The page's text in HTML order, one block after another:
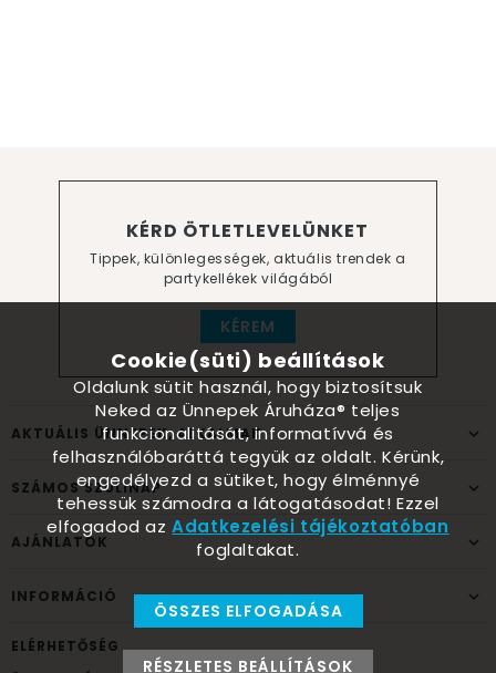
KÉRD ÖTLETLEVELÜNKET
Tippek, különlegességek, aktuális trendek a
partykellékek világából
KÉREM
AKTUÁLIS ÜNNEPEK, ALKALMAK
SZÁMOS SZÜLINAP
AJÁNLATOK
INFORMÁCIÓ
ELÉRHETŐSÉG
Cookie(süti) beállítások
Oldalunk sütit használ, hogy biztosítsuk
Neked az Ünnepek Áruháza® teljes
funkcionalitását, informatívvá és
felhasználóbaráttá tegyük az oldalt. Kérünk,
engedélyezd a sütiket, hogy élménnyé
tehessük számodra a látogatásodat! Ezzel
elfogadod azAdatkezelési tájékoztatóban
foglaltakat.
ÖSSZES ELFOGADÁSA
RÉSZLETES BEÁLLÍTÁSOK